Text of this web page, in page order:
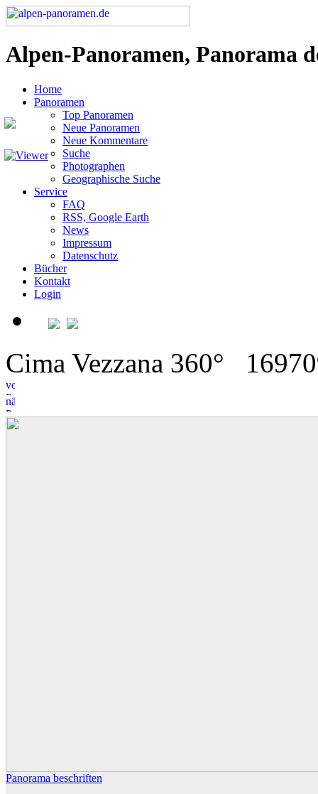
Alpen-Panoramen, Panorama
Home
Panoramen
Top Panoramen
Neue Panoramen
Neue Kommentare
Suche
Photographen
Geographische Suche
Service
FAQ
RSS, Google Earth
News
Impressum
Datenschutz
Bücher
Kontakt
Login
Cima Vezzana 360° 169
Panorama beschriften